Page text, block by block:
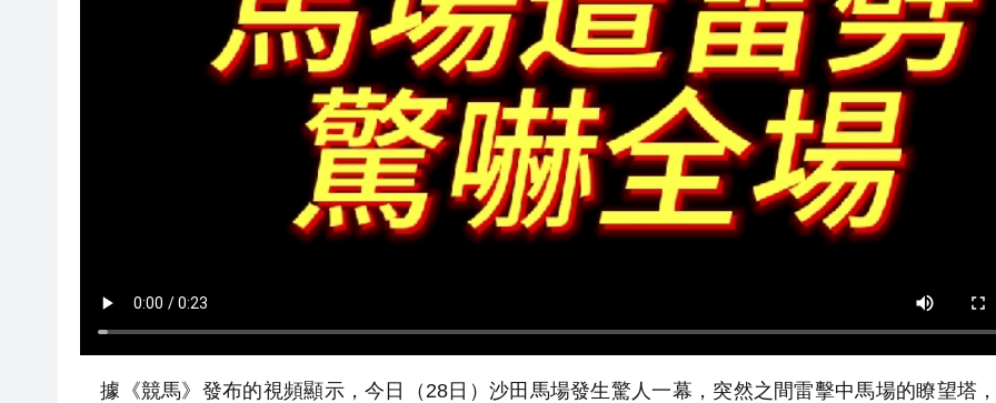
據《競馬》發布的視頻顯示，今日（28日）沙田馬場發生驚人一幕，突然之間雷擊中馬場的瞭望塔